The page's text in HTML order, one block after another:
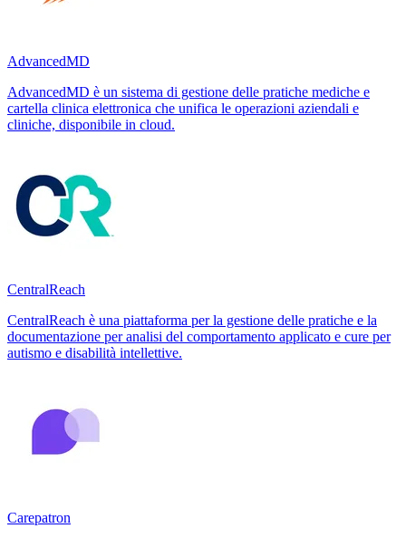
AdvancedMD
AdvancedMD è un sistema di gestione delle pratiche mediche e
cartella clinica elettronica che unifica le operazioni aziendali e
cliniche, disponibile in cloud.
CentralReach
CentralReach è una piattaforma per la gestione delle pratiche e la
documentazione per analisi del comportamento applicato e cure per
autismo e disabilità intellettive.
Carepatron